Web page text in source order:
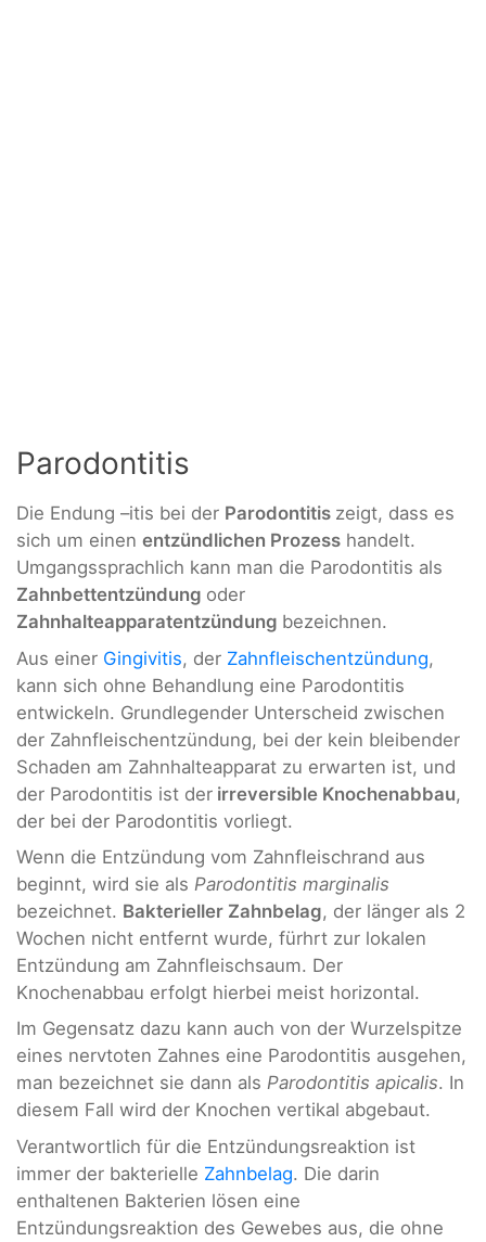
Parodontitis
Die Endung –itis bei der Parodontitis zeigt, dass es
sich um einen entzündlichen Prozess handelt.
Umgangssprachlich kann man die Parodontitis als
Zahnbettentzündung oder
Zahnhalteapparatentzündung bezeichnen.
Aus einer Gingivitis, der Zahnfleischentzündung,
kann sich ohne Behandlung eine Parodontitis
entwickeln. Grundlegender Unterscheid zwischen
der Zahnfleischentzündung, bei der kein bleibender
Schaden am Zahnhalteapparat zu erwarten ist, und
der Parodontitis ist der irreversible Knochenabbau,
der bei der Parodontitis vorliegt.
Wenn die Entzündung vom Zahnfleischrand aus
beginnt, wird sie als Parodontitis marginalis
bezeichnet. Bakterieller Zahnbelag, der länger als 2
Wochen nicht entfernt wurde, fürhrt zur lokalen
Entzündung am Zahnfleischsaum. Der
Knochenabbau erfolgt hierbei meist horizontal.
Im Gegensatz dazu kann auch von der Wurzelspitze
eines nervtoten Zahnes eine Parodontitis ausgehen,
man bezeichnet sie dann als Parodontitis apicalis. In
diesem Fall wird der Knochen vertikal abgebaut.
Verantwortlich für die Entzündungsreaktion ist
immer der bakterielle Zahnbelag. Die darin
enthaltenen Bakterien lösen eine
Entzündungsreaktion des Gewebes aus, die ohne